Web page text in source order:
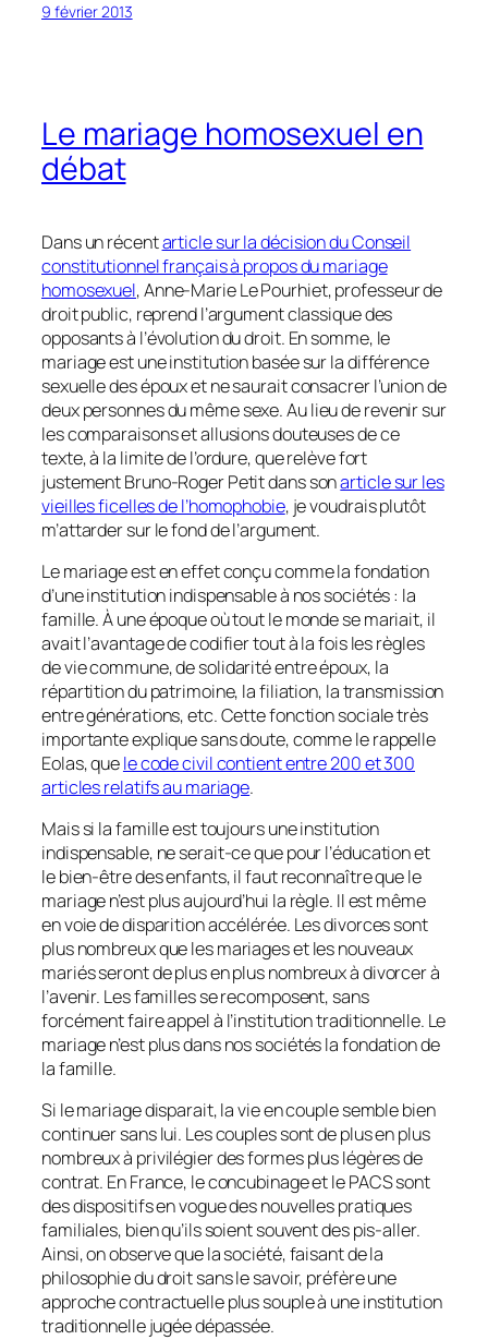
9 février 2013
Le mariage homosexuel en
débat
Dans un récentarticle sur la décision du Conseil
constitutionnel français à propos du mariage
homosexuel, Anne-Marie Le Pourhiet, professeur de
droit public, reprend l’argument classique des
opposants à l’évolution du droit. En somme, le
mariage est une institution basée sur la différence
sexuelle des époux et ne saurait consacrer l’union de
deux personnes du même sexe. Au lieu de revenir sur
les comparaisons et allusions douteuses de ce
texte, à la limite de l’ordure, que relève fort
justement Bruno-Roger Petit dans sonarticle sur les
vieilles ficelles de l’homophobie, je voudrais plutôt
m’attarder sur le fond de l’argument.
Le mariage est en effet conçu comme la fondation
d’une institution indispensable à nos sociétés : la
famille. À une époque où tout le monde se mariait, il
avait l’avantage de codifier tout à la fois les règles
de vie commune, de solidarité entre époux, la
répartition du patrimoine, la filiation, la transmission
entre générations, etc. Cette fonction sociale très
importante explique sans doute, comme le rappelle
Eolas, quele code civil contient entre 200 et 300
articles relatifs au mariage.
Mais si la famille est toujours une institution
indispensable, ne serait-ce que pour l’éducation et
le bien-être des enfants, il faut reconnaître que le
mariage n’est plus aujourd’hui la règle. Il est même
en voie de disparition accélérée. Les divorces sont
plus nombreux que les mariages et les nouveaux
mariés seront de plus en plus nombreux à divorcer à
l’avenir. Les familles se recomposent, sans
forcément faire appel à l’institution traditionnelle. Le
mariage n’est plus dans nos sociétés la fondation de
la famille.
Si le mariage disparait, la vie en couple semble bien
continuer sans lui. Les couples sont de plus en plus
nombreux à privilégier des formes plus légères de
contrat. En France, le concubinage et le PACS sont
des dispositifs en vogue des nouvelles pratiques
familiales, bien qu’ils soient souvent des pis-aller.
Ainsi, on observe que la société, faisant de la
philosophie du droit sans le savoir, préfère une
approche contractuelle plus souple à une institution
traditionnelle jugée dépassée.